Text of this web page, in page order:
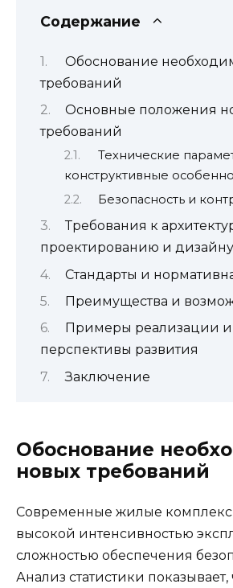
Содержание
Обоснование
требований
Основные положения
требований
Технические
конструктивные
Безопасность и
Требования к
проектированию и дизайну
Стандарты и
Преимущества и
Примеры реализации и
перспективы развития
Заключение
Обоснование
новых требований
Современные жилые
высокой интенсивностью
сложностью обеспечения
Анализ статистики показывает,